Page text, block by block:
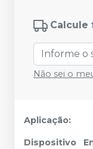
Calcule
Não sei o
Aplicação:
Dispositivo